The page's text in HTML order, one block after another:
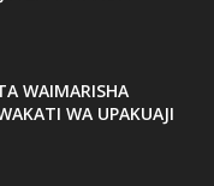
WAIMARISHA
WA UPAKUAJI